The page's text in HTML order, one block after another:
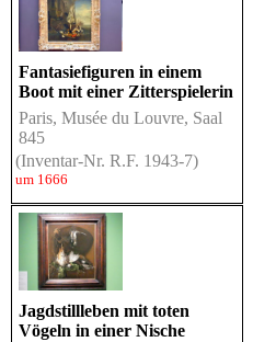
Fantasiefiguren in einem
Boot mit einer Zitterspielerin
Paris, Musée du Louvre, Saal
845
(Inventar-Nr. R.F. 1943-7)
um 1666
Jagdstillleben mit toten
Vögeln in einer Nische